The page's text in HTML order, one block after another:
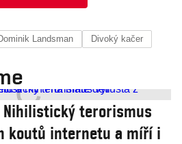
Landsman Divoký kačer
Nihilistický terorismus
koutů internetu a míří i